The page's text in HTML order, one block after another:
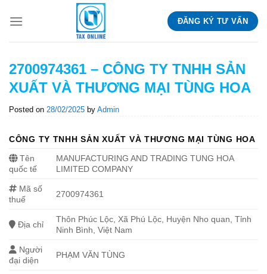
ĐĂNG KÝ TƯ VẤN
2700974361 – CÔNG TY TNHH SẢN
XUẤT VÀ THƯƠNG MẠI TÙNG HOA
Posted on 28/02/2025 by Admin
CÔNG TY TNHH SẢN XUẤT VÀ THƯƠNG MẠI TÙNG HOA
Tên
quốc tế
MANUFACTURING AND TRADING TUNG HOA
LIMITED COMPANY
Mã số
thuế
2700974361
Địa chỉ
Thôn Phúc Lộc, Xã Phú Lộc, Huyện Nho quan, Tỉnh
Ninh Bình, Việt Nam
Người
đại diện
PHẠM VĂN TÙNG